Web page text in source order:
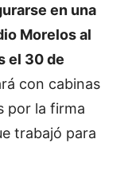
en una
Morelos al
el 30 de
con cabinas
por la firma
trabajó para